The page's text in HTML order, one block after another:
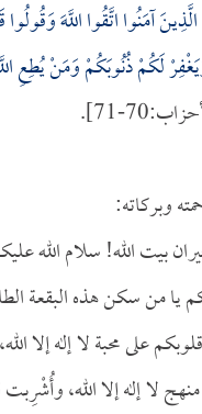
الَّذِينَ آمَنُوا اتَّقُوا اللَّهَ
لَكُمْ ذُنُوبَكُمْ وَمَنْ يُطِعِ
71].
وبركاته:
بيت الله! سلام الله
يا من سكن هذه البقعة
على محبة لا إله إلا
لا إله إلا الله،